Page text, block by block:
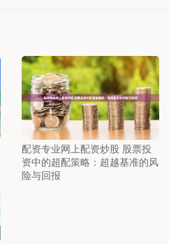
配资专业网上配资炒股 股票投
资中的超配策略：超越基准的风
险与回报